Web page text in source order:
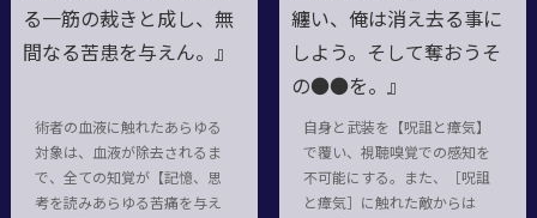
る一筋の裁きと成し、無
間なる苦患を与えん。』
術者の血液に触れたあらゆる
対象は、血液が除去されるま
で、全ての知覚が【記憶、思
考を読みあらゆる苦痛を与え
纏い、俺は消え去る事に
しよう。そして奪おうそ
の●●を。』
自身と武装を【呪詛と瘴気】
で覆い、視聴嗅覚での感知を
不可能にする。また、［呪詛
と瘴気］に触れた敵からは